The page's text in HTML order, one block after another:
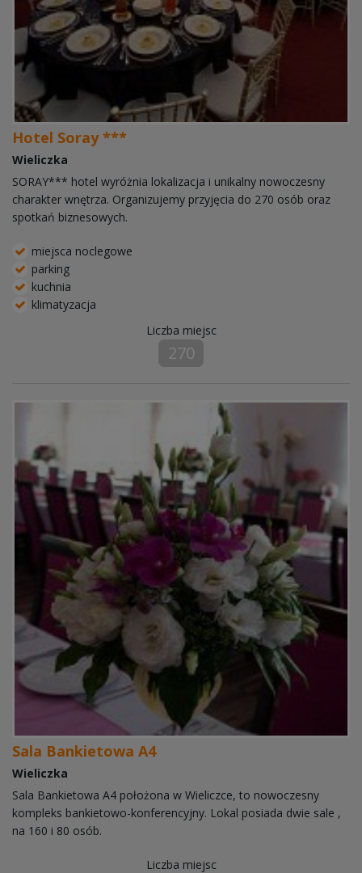
Hotel Soray ***
Wieliczka
SORAY*** hotel wyróżnia lokalizacja i unikalny nowoczesny
charakter wnętrza. Organizujemy przyjęcia do 270 osób oraz
spotkań biznesowych.
miejsca noclegowe
parking
kuchnia
klimatyzacja
Liczba miejsc
270
Sala Bankietowa A4
Wieliczka
Sala Bankietowa A4 położona w Wieliczce, to nowoczesny
kompleks bankietowo-konferencyjny. Lokal posiada dwie sale ,
na 160 i 80 osób.
Liczba miejsc